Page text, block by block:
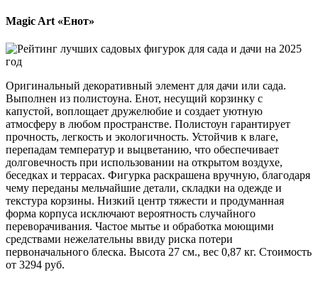
Magic Art «Енот»
Оригинальный декоративный элемент для дачи или сада.
Выполнен из полистоуна. Енот, несущий корзинку с
капустой, воплощает дружелюбие и создает уютную
атмосферу в любом пространстве. Полистоун гарантирует
прочность, легкость и экологичность. Устойчив к влаге,
перепадам температур и выцветанию, что обеспечивает
долговечность при использовании на открытом воздухе,
беседках и террасах. Фигурка раскрашена вручную, благодаря
чему переданы мельчайшие детали, складки на одежде и
текстура корзины. Низкий центр тяжести и продуманная
форма корпуса исключают вероятность случайного
переворачивания. Частое мытье и обработка моющими
средствами нежелательны ввиду риска потери
первоначального блеска. Высота 27 см., вес 0,87 кг. Стоимость
от 3294 руб.